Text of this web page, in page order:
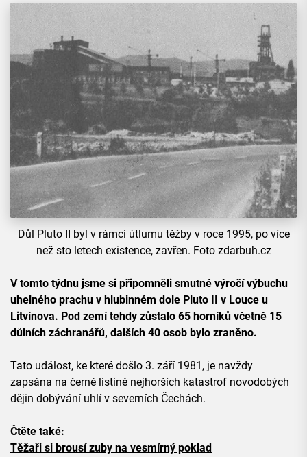
Důl Pluto II byl v rámci útlumu těžby v roce 1995, po více
než sto letech existence, zavřen. Foto zdarbuh.cz
V tomto týdnu jsme si připomněli smutné výročí výbuchu
uhelného prachu v hlubinném dole Pluto II v Louce u
Litvínova. Pod zemí tehdy zůstalo 65 horníků včetně 15
důlních záchranářů, dalších 40 osob bylo zraněno.
Tato událost, ke které došlo 3. září 1981, je navždy
zapsána na černé listině nejhorších katastrof novodobých
dějin dobývání uhlí v severních Čechách.
Čtěte také:
Těžaři si brousí zuby na vesmírný poklad